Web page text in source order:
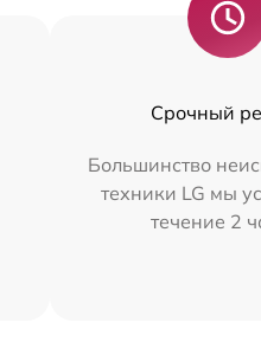
Срочный
Большинство
техники LG мы
течение 2